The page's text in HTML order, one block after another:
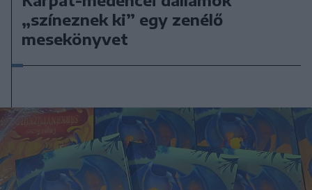
„színeznek ki” egy zenélő
mesekönyvet